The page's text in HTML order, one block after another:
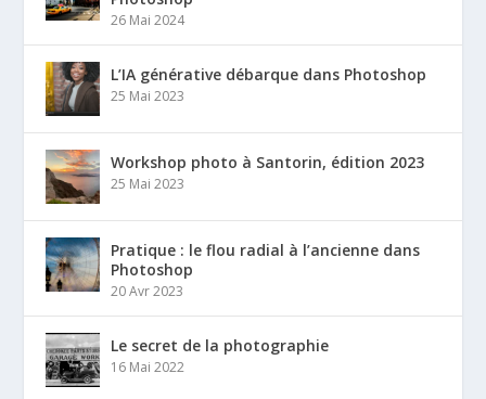
26 Mai 2024
L’IA générative débarque dans Photoshop
25 Mai 2023
Workshop photo à Santorin, édition 2023
25 Mai 2023
Pratique : le flou radial à l’ancienne dans
Photoshop
20 Avr 2023
Le secret de la photographie
16 Mai 2022